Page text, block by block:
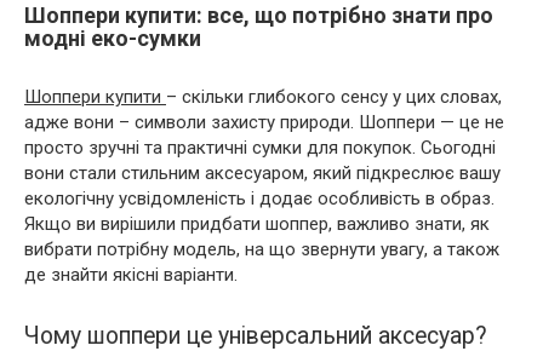
Шоппери купити: все, що потрібно знати про
модні еко-сумки
Шоппери купити – скільки глибокого сенсу у цих словах,
адже вони – символи захисту природи. Шоппери — це не
просто зручні та практичні сумки для покупок. Сьогодні
вони стали стильним аксесуаром, який підкреслює вашу
екологічну усвідомленість і додає особливість в образ.
Якщо ви вирішили придбати шоппер, важливо знати, як
вибрати потрібну модель, на що звернути увагу, а також
де знайти якісні варіанти.
Чому шоппери це універсальний аксесуар?